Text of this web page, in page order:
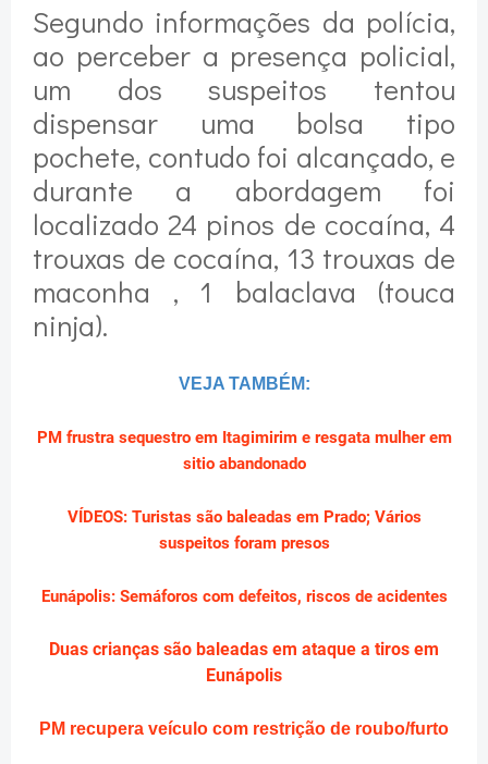
Segundo informações da polícia,
ao perceber a presença policial,
um dos suspeitos tentou
dispensar uma bolsa tipo
pochete, contudo foi alcançado, e
durante a abordagem foi
localizado 24 pinos de cocaína, 4
trouxas de cocaína, 13 trouxas de
maconha , 1 balaclava (touca
ninja).
VEJA TAMBÉM:
PM frustra sequestro em Itagimirim e resgata mulher em
sitio abandonado
VÍDEOS: Turistas são baleadas em Prado; Vários
suspeitos foram presos
Eunápolis: Semáforos com defeitos, riscos de acidentes
Duas crianças são baleadas em ataque a tiros em
Eunápolis
PM recupera veículo com restrição de roubo/furto